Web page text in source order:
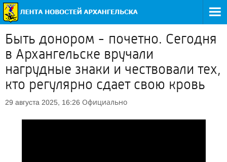
Быть донором - почетно. Сегодня
в Архангельске вручали
нагрудные знаки и чествовали тех,
кто регулярно сдает свою кровь
29 августа 2025, 16:26 Официально